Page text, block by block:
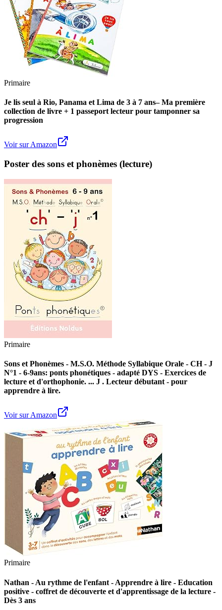
Primaire
Je lis seul à Rio, Panama et Lima de 3 à 7 ans– Ma première
collection de livre + 1 passeport lecteur pour tamponner sa
progression
Voir sur Amazon
Poster des sons et phonèmes (lecture)
Primaire
Sons et Phonèmes - M.S.O. Méthode Syllabique Orale - CH - J
N°1 - 6-9ans: ponts phonétiques - adapté DYS - Exercices de
lecture et d'orthophonie. ... J . Lecteur débutant - pour
apprendre à lire.
Voir sur Amazon
Primaire
Nathan - Au rythme de l'enfant - Apprendre à lire - Education
positive - coffret de découverte et d'apprentissage de la lecture -
Dès 3 ans